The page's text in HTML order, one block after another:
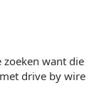
zoeken want die
drive by wire